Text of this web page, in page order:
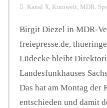
Kanal X, Kinowelt, MDR,
Birgit Diezel in MDR-
freiepresse.de,
Lüdecke bleibt
Landesfunkhauses
Das hat am Montag der
entschieden und damit